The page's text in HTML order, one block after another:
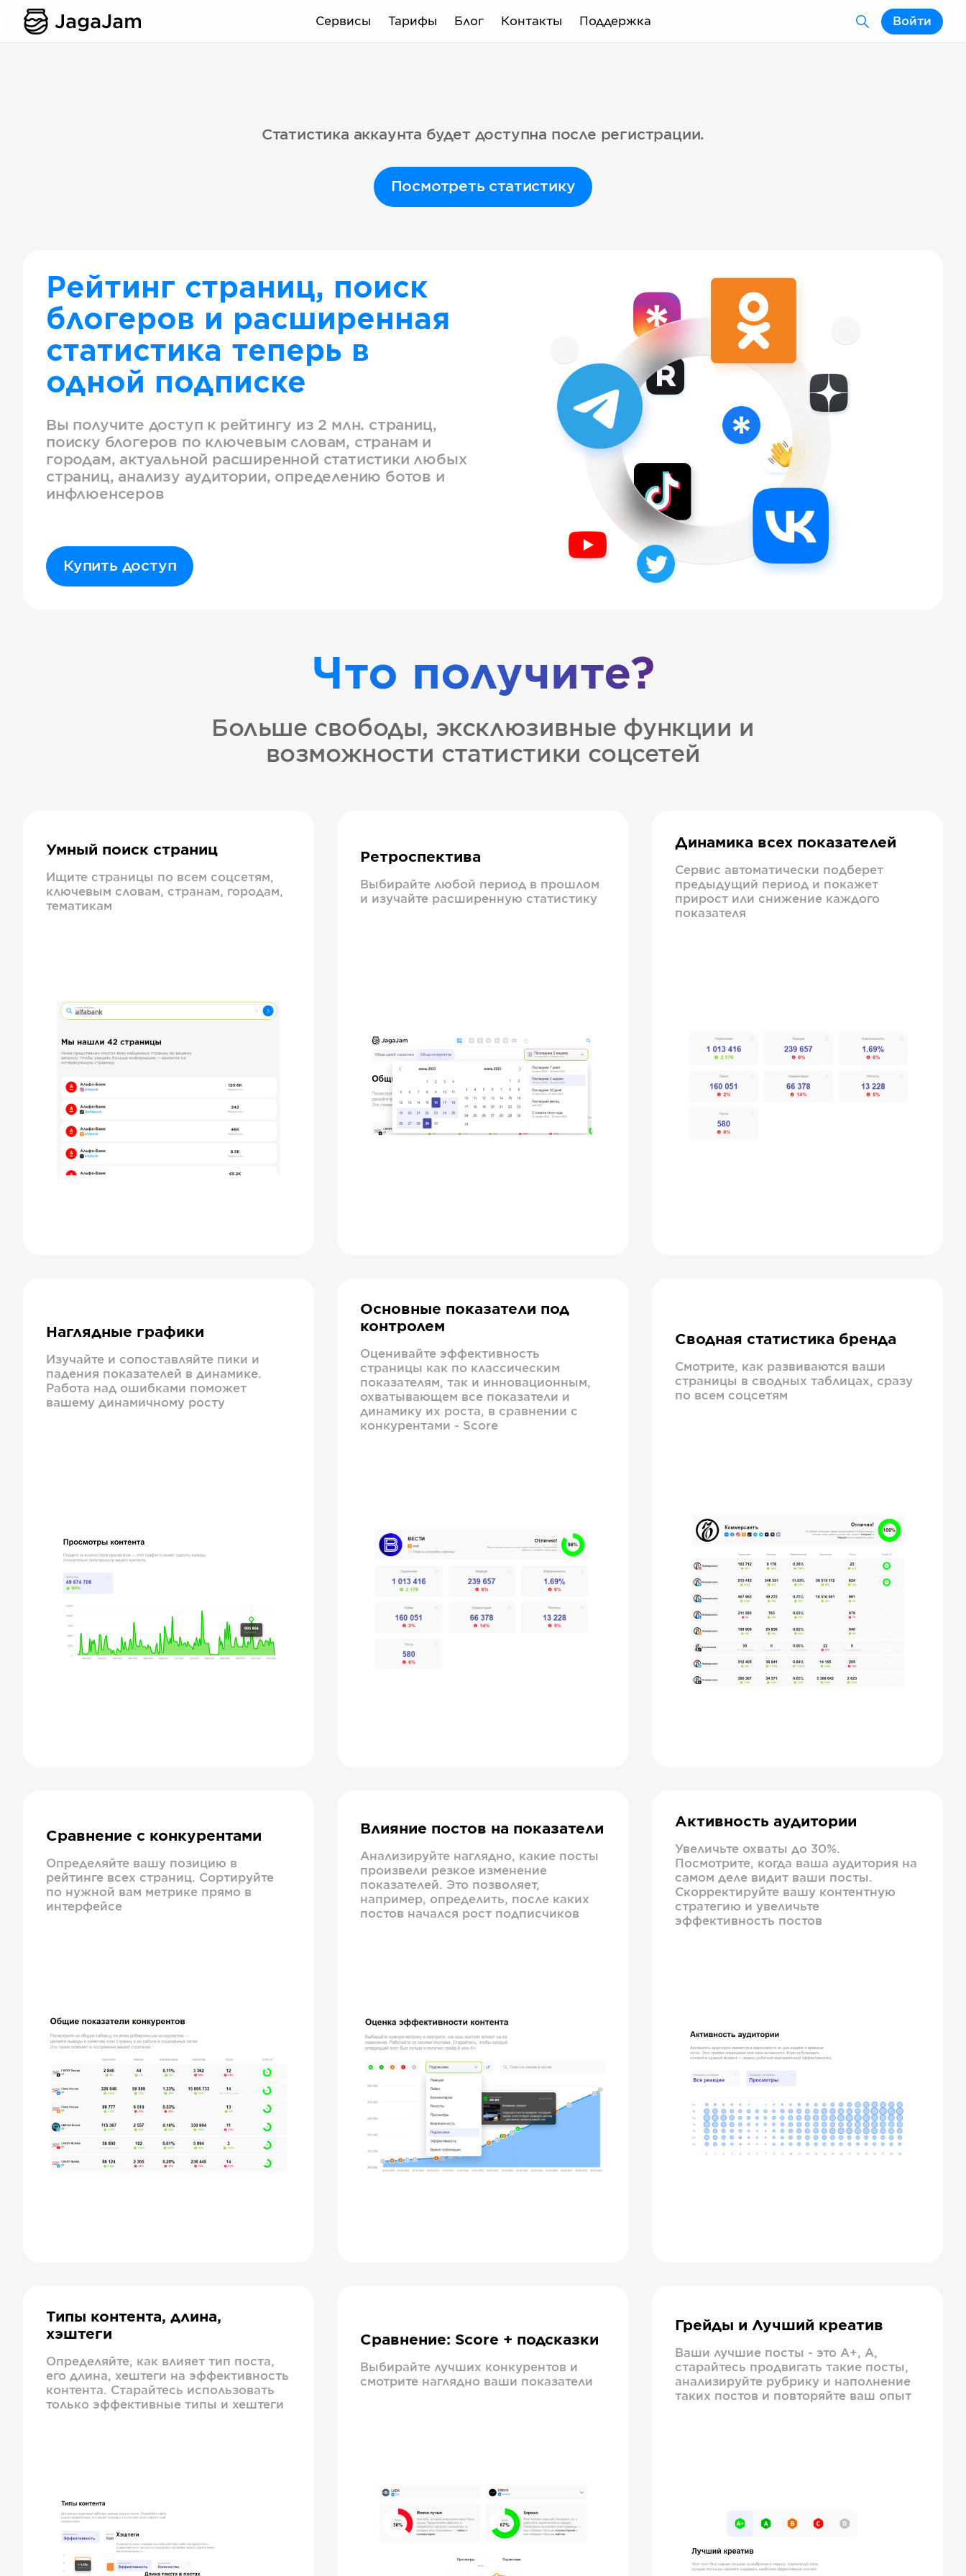
Сервисы Тарифы Блог Контакты Поддержка Войти
Статистика аккаунта будет доступна после регистрации.
Посмотреть статистику
Рейтинг страниц, поиск
блогеров и расширенная
статистика теперь в
одной подписке
Вы получите доступ к рейтингу из 2 млн. страниц,
поиску блогеров по ключевым словам, странам и
городам, актуальной расширенной статистики любых
страниц, анализу аудитории, определению ботов и
инфлюенсеров
Купить доступ
Что получите?
Больше свободы, эксклюзивные функции и
возможности статистики соцсетей
Умный поиск страниц
Ищите страницы по всем соцсетям,
ключевым словам, странам, городам,
тематикам
Ретроспектива
Выбирайте любой период в прошлом
и изучайте расширенную статистику
Динамика всех показателей
Сервис автоматически подберет
предыдущий период и покажет
прирост или снижение каждого
показателя
Наглядные графики
Изучайте и сопоставляйте пики и
падения показателей в динамике.
Работа над ошибками поможет
вашему динамичному росту
Основные показатели под
контролем
Оценивайте эффективность
страницы как по классическим
показателям, так и инновационным,
охватывающем все показатели и
динамику их роста, в сравнении с
конкурентами - Score
Сводная статистика бренда
Смотрите, как развиваются ваши
страницы в сводных таблицах, сразу
по всем соцсетям
Сравнение с конкурентами
Определяйте вашу позицию в
рейтинге всех страниц. Сортируйте
по нужной вам метрике прямо в
интерфейсе
Влияние постов на показатели
Анализируйте наглядно, какие посты
произвели резкое изменение
показателей. Это позволяет,
например, определить, после каких
постов начался рост подписчиков
Активность аудитории
Увеличьте охваты до 30%.
Посмотрите, когда ваша аудитория на
самом деле видит ваши посты.
Скорректируйте вашу контентную
стратегию и увеличьте
эффективность постов
Типы контента, длина,
хэштеги
Определяйте, как влияет тип поста,
его длина, хештеги на эффективность
контента. Старайтесь использовать
только эффективные типы и хештеги
Сравнение: Score + подсказки
Выбирайте лучших конкурентов и
смотрите наглядно ваши показатели
Грейды и Лучший креатив
Ваши лучшие посты - это А+, А,
старайтесь продвигать такие посты,
анализируйте рубрику и наполнение
таких постов и повторяйте ваш опыт